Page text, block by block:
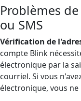
Problèmes
ou SMS
Vérification de
compte Blink
électronique par la
courriel. Si vous
électronique, vous